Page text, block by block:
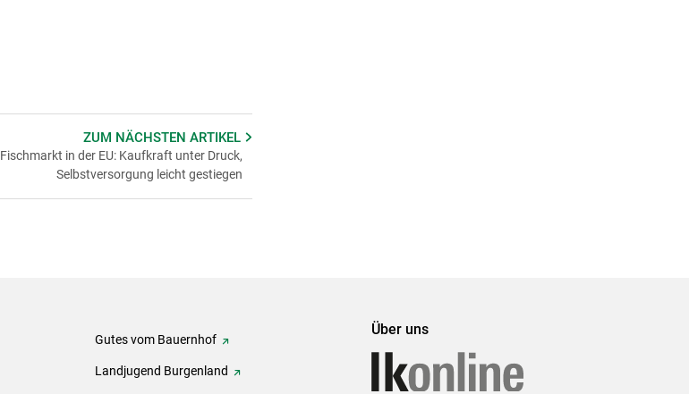
ZUM NÄCHSTENARTIKEL
Fischmarkt in der EU: Kaufkraft unter Druck,
Selbstversorgung leicht gestiegen
Gutes vom Bauernhof
Landjugend Burgenland
Über uns